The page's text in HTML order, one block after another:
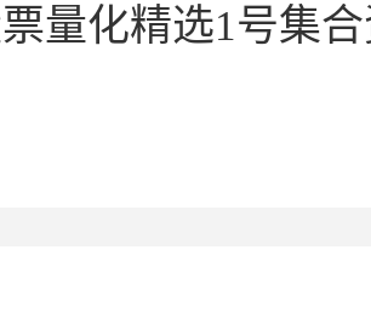
量化精选1号集合